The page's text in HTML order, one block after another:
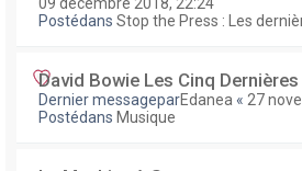
Postédans Stop the Press : Les
David Bowie Les Cinq
Dernier messageparEdanea « 27
Postédans Musique